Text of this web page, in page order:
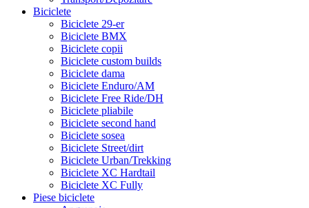
Biciclete
Biciclete 29-er
Biciclete BMX
Biciclete copii
Biciclete custom builds
Biciclete dama
Biciclete Enduro/AM
Biciclete Free Ride/DH
Biciclete pliabile
Biciclete second hand
Biciclete sosea
Biciclete Street/dirt
Biciclete Urban/Trekking
Biciclete XC Hardtail
Biciclete XC Fully
Piese biciclete